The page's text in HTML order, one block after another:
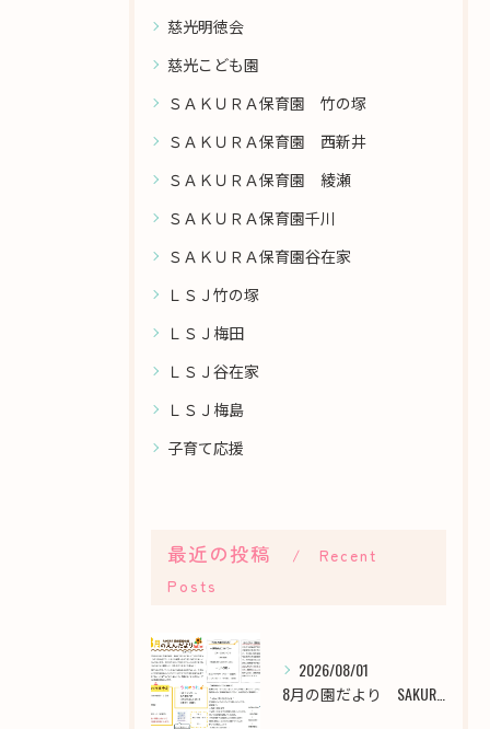
慈光明徳会
慈光こども園
ＳＡＫＵＲＡ保育園 竹の塚
ＳＡＫＵＲＡ保育園 西新井
ＳＡＫＵＲＡ保育園 綾瀬
ＳＡＫＵＲＡ保育園千川
ＳＡＫＵＲＡ保育園谷在家
ＬＳＪ竹の塚
ＬＳＪ梅田
ＬＳＪ谷在家
ＬＳＪ梅島
子育て応援
最近の投稿
Recent
Posts
2026/08/01